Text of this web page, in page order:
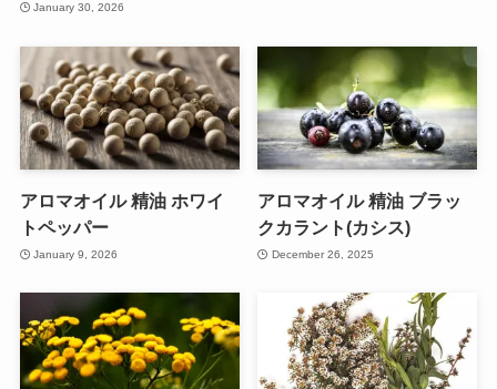
January 30, 2026
アロマオイル 精油 ホワイ
トペッパー
January 9, 2026
アロマオイル 精油 ブラッ
クカラント(カシス)
December 26, 2025